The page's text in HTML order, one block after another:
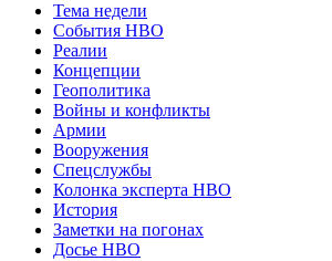
Тема недели
События НВО
Реалии
Концепции
Геополитика
Войны и конфликты
Армии
Вооружения
Спецслужбы
Колонка эксперта НВО
История
Заметки на погонах
Досье НВО